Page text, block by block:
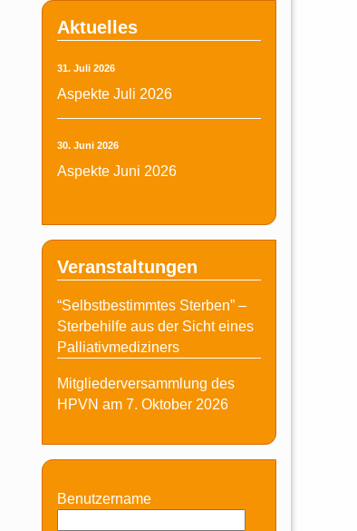
Aktuelles
31. Juli 2026
Aspekte Juli 2026
30. Juni 2026
Aspekte Juni 2026
Veranstaltungen
“Selbstbestimmtes Sterben” –
Sterbehilfe aus der Sicht eines
Palliativmediziners
Mitgliederversammlung des
HPVN am 7. Oktober 2026
Benutzername